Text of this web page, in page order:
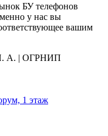
БУ телефонов
у нас вы
вашим
Н. А. | ОГРНИП
1 этаж